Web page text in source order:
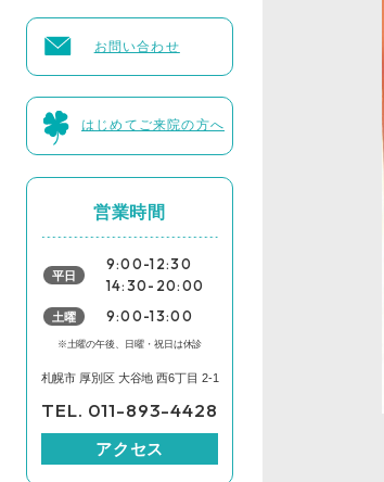
お問い合わせ
はじめてご来院の方へ
営業時間
平日
9:00-12:30
14:30-20:00
土曜 9:00-13:00
※土曜の午後、日曜・祝日は休診
札幌市 厚別区 大谷地 西6丁目 2-1
TEL. 011-893-4428
アクセス